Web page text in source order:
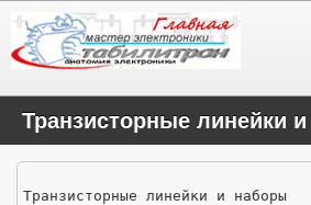
Транзисторные линейки
Транзисторные линейки и наборы